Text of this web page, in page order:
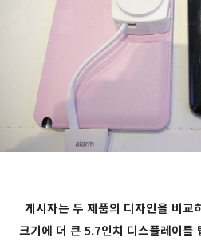
게시자는 두 제품의 디자인을 비교
크기에 더 큰 5.7인치 디스플레이를